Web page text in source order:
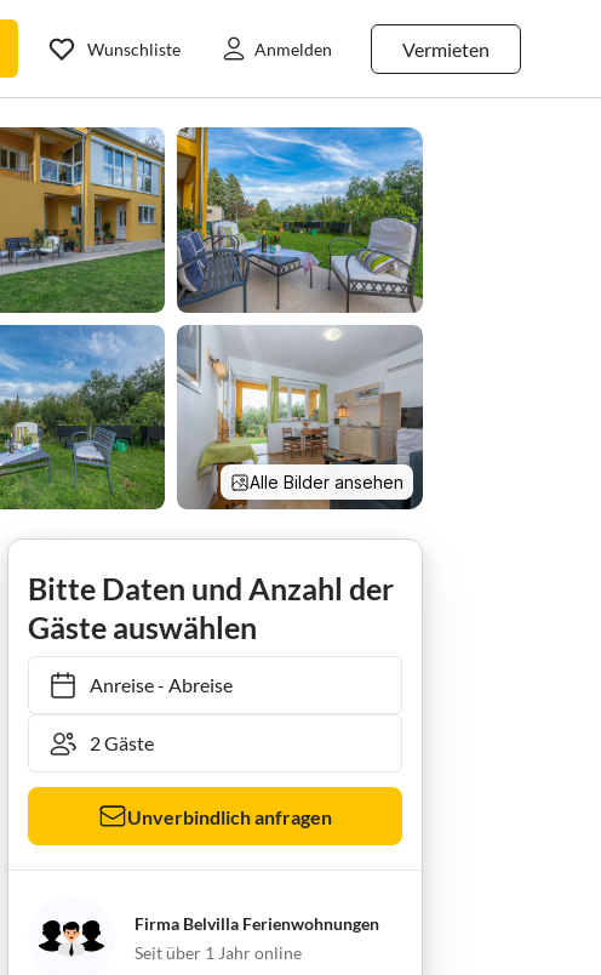
Vermieten
Wunschliste Anmelden
Alle Bilder ansehen
Bitte Daten und Anzahl der
Gäste auswählen
Anreise- Abreise
Unverbindlich anfragen
Firma Belvilla Ferienwohnungen
Seit über 1 Jahr online